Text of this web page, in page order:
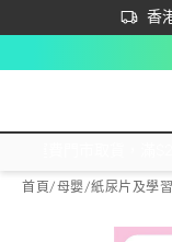
香
立
首次APP
首頁/母嬰/紙尿片及學